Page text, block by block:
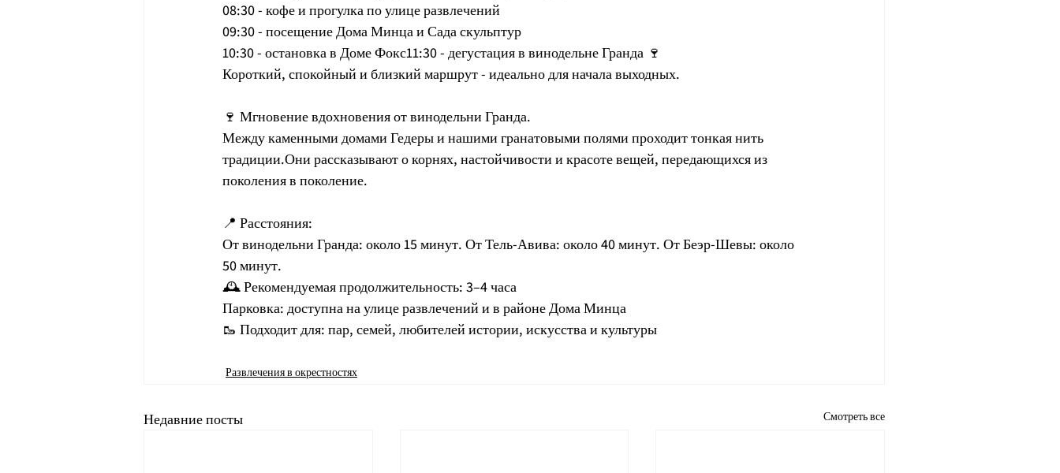
08:30 - кофе и прогулка по улице развлечений
09:30 - посещение Дома Минца и Сада скульптур
10:30 - остановка в Доме Фокс11:30 - дегустация в винодельне Гранда 🍷
Короткий, спокойный и близкий маршрут - идеально для начала выходных.
🍷 Мгновение вдохновения от винодельни Гранда.
Между каменными домами Гедеры и нашими гранатовыми полями проходит тонкая нить
традиции.Они рассказывают о корнях, настойчивости и красоте вещей, передающихся из
поколения в поколение.
📍 Расстояния:
От винодельни Гранда: около 15 минут. От Тель-Авива: около 40 минут. От Беэр-Шевы: около
50 минут.
🕰 Рекомендуемая продолжительность: 3–4 часа
Парковка: доступна на улице развлечений и в районе Дома Минца
🥾 Подходит для: пар, семей, любителей истории, искусства и культуры
Развлечения в окрестностях
Недавние посты Смотреть все